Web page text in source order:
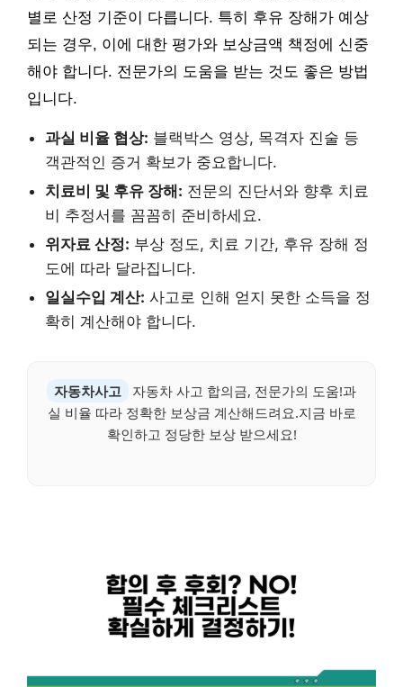
별로 산정 기준이 다릅니다. 특히 후유 장해가 예상
되는 경우, 이에 대한 평가와 보상금액 책정에 신중
해야 합니다. 전문가의 도움을 받는 것도 좋은 방법
입니다.
과실 비율 협상: 블랙박스 영상, 목격자 진술 등
객관적인 증거 확보가 중요합니다.
치료비 및 후유 장해: 전문의 진단서와 향후 치료
비 추정서를 꼼꼼히 준비하세요.
위자료 산정: 부상 정도, 치료 기간, 후유 장해 정
도에 따라 달라집니다.
일실수입 계산: 사고로 인해 얻지 못한 소득을 정
확히 계산해야 합니다.
자동차사고
자동차 사고 합의금, 전문가의 도움!과
실 비율 따라 정확한 보상금 계산해드려요.지금 바로
확인하고 정당한 보상 받으세요!